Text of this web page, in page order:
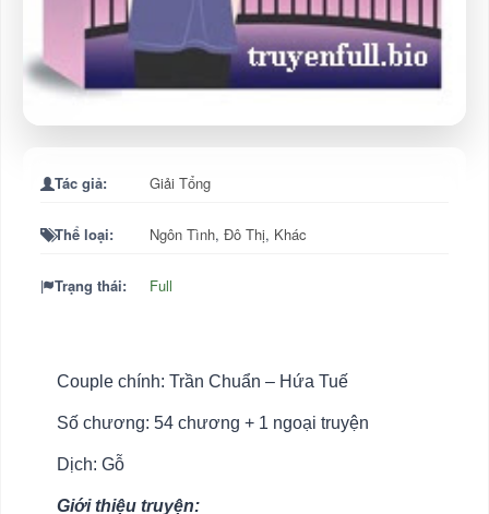
Tác giả: Giải Tổng
Thể loại: Ngôn Tình, Đô Thị, Khác
Trạng thái: Full
Couple chính: Trần Chuẩn – Hứa Tuế
Số chương: 54 chương + 1 ngoại truyện
Dịch: Gỗ
Giới thiệu truyện: